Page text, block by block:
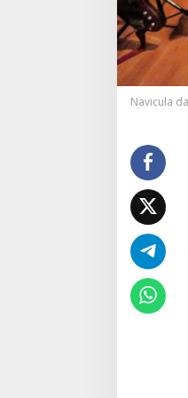
Navicula